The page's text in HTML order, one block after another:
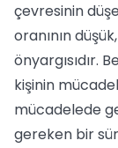
çevresinin
oranının
önyargısıdır.
kişinin
mücadelede
gereken bir